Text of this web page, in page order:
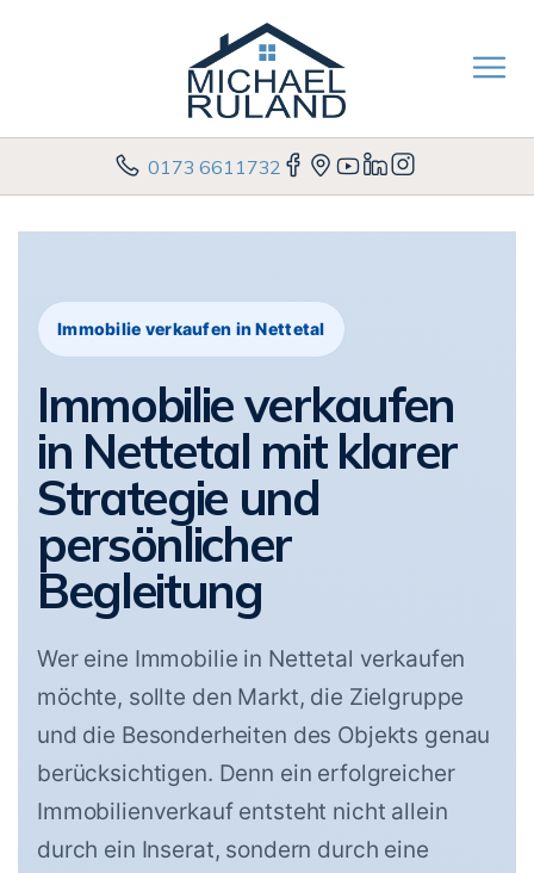
0173 6611732
Immobilie verkaufen in Nettetal
Immobilie verkaufen
in Nettetal mit klarer
Strategie und
persönlicher
Begleitung
Wer eine Immobilie in Nettetal verkaufen
möchte, sollte den Markt, die Zielgruppe
und die Besonderheiten des Objekts genau
berücksichtigen. Denn ein erfolgreicher
Immobilienverkauf entsteht nicht allein
durch ein Inserat, sondern durch eine